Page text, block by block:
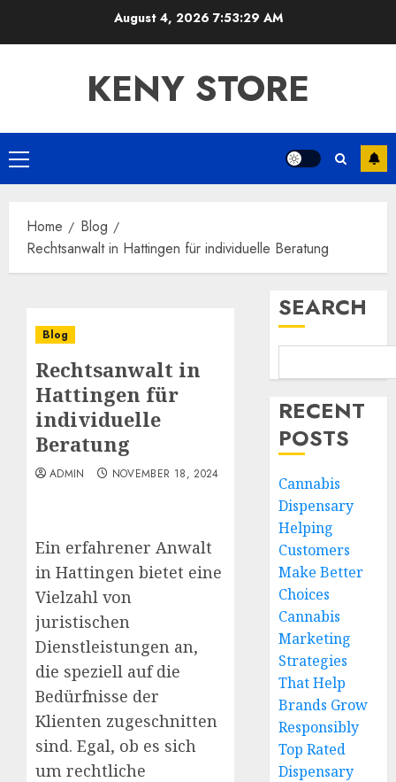
August 4, 2026 7:53:29 AM
KENY STORE
Primary
Menu
Home
Blog
Rechtsanwalt in Hattingen für individuelle Beratung
Blog
Rechtsanwalt in
Hattingen für
individuelle
Beratung
ADMIN NOVEMBER 18, 2024
Ein erfahrener Anwalt
in Hattingen bietet eine
Vielzahl von
juristischen
Dienstleistungen an,
die speziell auf die
Bedürfnisse der
Klienten zugeschnitten
sind. Egal, ob es sich
um rechtliche
SEARCH
RECENT
POSTS
Cannabis
Dispensary
Helping
Customers
Make Better
Choices
Cannabis
Marketing
Strategies
That Help
Brands Grow
Responsibly
Top Rated
Dispensary